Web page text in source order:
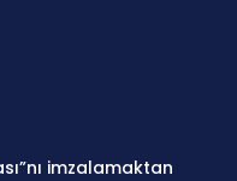
imzalamaktan